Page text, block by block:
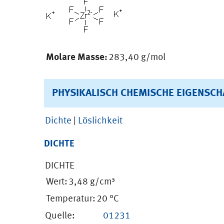
Molare Masse: 283,40 g/mol
PHYSIKALISCH CHEMISCHE
Dichte Löslichkeit
DICHTE
DICHTE
Wert: 3,48 g/cm³
Temperatur: 20 °C
Quelle:
01231